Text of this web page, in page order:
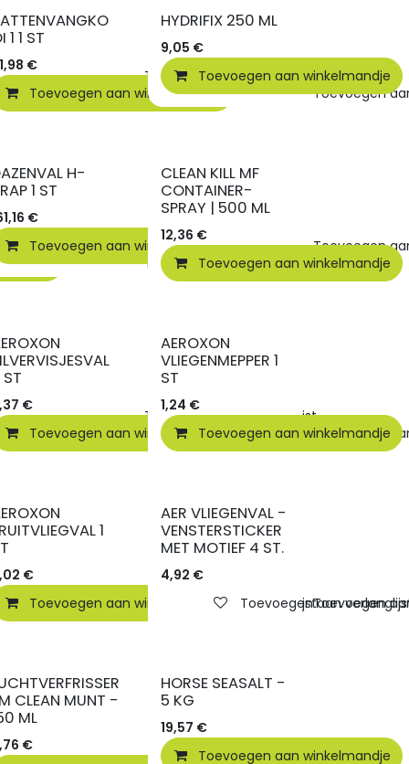
Toevoegen aan verlanglijst
1 1 ST
€
Toevoegen aan winkelmandje
Toevoegen
HYDRIFIX 250 ML
9,05 €
Toevoegen aan winkelmandje
Toevoegen aan verlanglijst
H-
1 ST
€
Toevoegen aan winkelmandje
Toevoegen
CLEAN KILL MF
CONTAINER-
SPRAY | 500 ML
12,36 €
Toevoegen aan winkelmandje
Toevoegen aan verlanglijst
€
Toevoegen aan winkelmandje
Toevoegen
AEROXON
VLIEGENMEPPER 1
ST
1,24 €
Toevoegen aan winkelmandje
Toevoegen aan verlanglijst
1
€
Toevoegen aan winkelmandje
Toevoegen
AER VLIEGENVAL -
VENSTERSTICKER
MET MOTIEF 4 ST.
4,92 €
Toevoegen aan
CLEAN MUNT -
ML
€
HORSE SEASALT -
5 KG
19,57 €
Toevoegen aan winkelmandje